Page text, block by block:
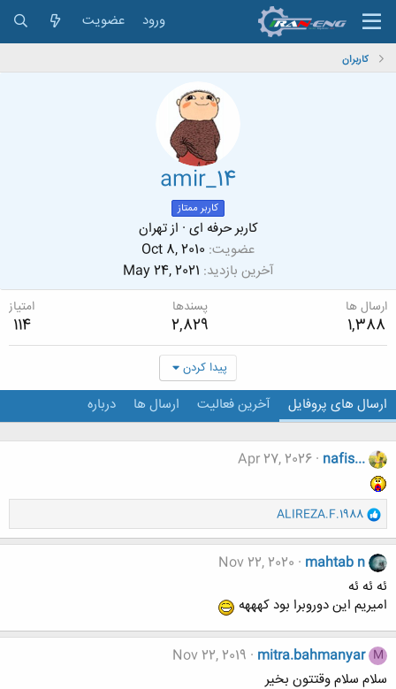
ورود عضویت
کاربران
amir_14
کاربر ممتاز
کاربر حرفه ای · ازتهران
عضویت Oct 8, 2010
آخرین بازدید May 24, 2021
ارسال ها
1,388
پسندها
2,829
امتیاز
114
پیدا کردن
ارسال های پروفایل آخرین فعالیت ارسال ها درباره
nafis...
Apr 27, 2026
و
ا
ک
ن
ه
ا
ALIREZA.F.1988
mahtab n
Nov 22, 2020
ئه ئه ئه
امیریم این دوروبرا بود کهههه
M
mitra.bahmanyar
Nov 22, 2019
سلام سلام وقتتون بخیر